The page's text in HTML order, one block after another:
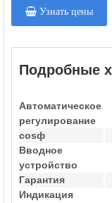
Узнать цены
Подробные
Автоматическое
регулирование
cosф
Вводное
устройство
Гарантия
Индикация